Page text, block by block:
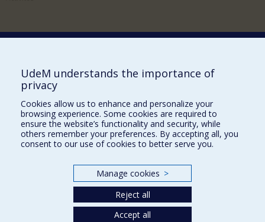
Comment soutenir le Département?
BESOIN D'AIDE?
Plan du site
Signaler une erreur
Accessibilité
Nos départements et écoles
UdeM understands the importance of
privacy
Cookies allow us to enhance and personalize your
browsing experience. Some cookies are required to
ensure the website’s functionality and security, while
others remember your preferences. By accepting all, you
consent to our use of cookies to better serve you.
Manage cookies >
Reject all
Accept all